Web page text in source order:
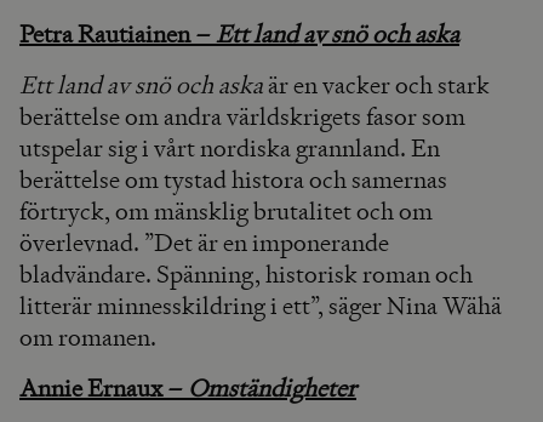
Petra Rautiainen –Ett land av snö och aska
Ett land av snö och aska är en vacker och stark
berättelse om andra världskrigets fasor som
utspelar sig i vårt nordiska grannland. En
berättelse om tystad histora och samernas
förtryck, om mänsklig brutalitet och om
överlevnad. ”Det är en imponerande
bladvändare. Spänning, historisk roman och
litterär minnesskildring i ett”, säger Nina Wähä
om romanen.
Annie Ernaux – Omständigheter